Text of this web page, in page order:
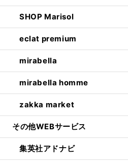
SHOP Marisol
eclat premium
mirabella
mirabella homme
zakka market
その他WEBサービス
集英社アドナビ